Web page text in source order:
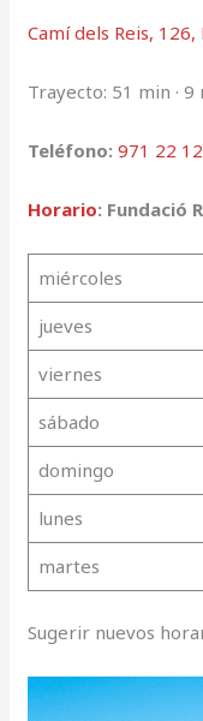
Camí dels Reis,
Trayecto: 51 min · 9
Teléfono:971 22
Horario: Fundació
miércoles
jueves
viernes
sábado
domingo
lunes
martes
Sugerir nuevos